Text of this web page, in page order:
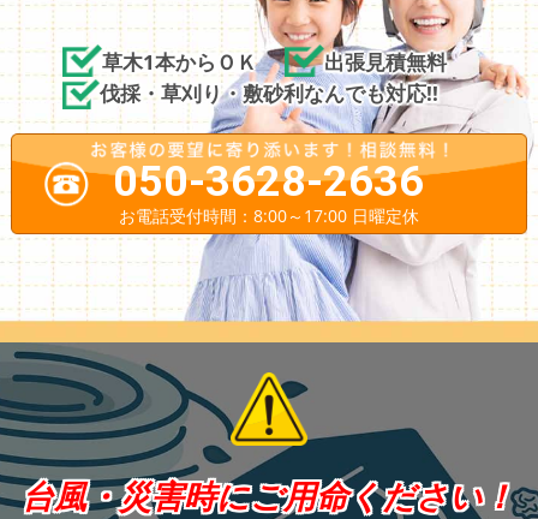
草木1本からＯＫ
出張見積無料
伐採・草刈り・敷砂利なんでも対応!!
050-3628-2636
お電話受付時間：8:00～17:00 日曜定休
台風・災害時にご用命ください！